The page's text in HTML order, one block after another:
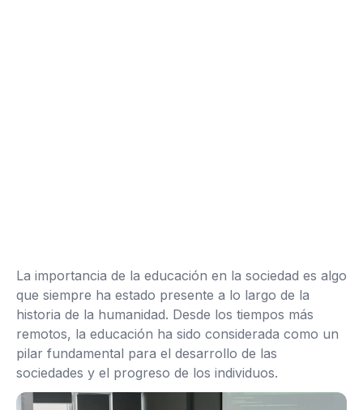
La importancia de la educación en la sociedad es algo
que siempre ha estado presente a lo largo de la
historia de la humanidad. Desde los tiempos más
remotos, la educación ha sido considerada como un
pilar fundamental para el desarrollo de las
sociedades y el progreso de los individuos.